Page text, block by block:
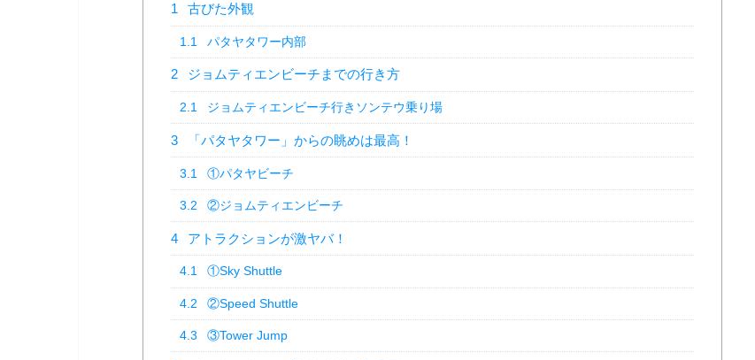
1 古びた外観
1.1 パタヤタワー内部
2 ジョムティエンビーチまでの行き方
2.1 ジョムティエンビーチ行きソンテウ乗り場
3 「パタヤタワー」からの眺めは最高！
3.1 ①パタヤビーチ
3.2 ②ジョムティエンビーチ
4 アトラクションが激ヤバ！
4.1 ①Sky Shuttle
4.2 ②Speed Shuttle
4.3 ③Tower Jump